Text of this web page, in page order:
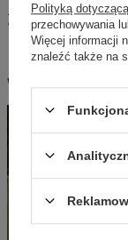
ZAPYTAJ O
W podobnym
Polityką
przechowywania
Więcej informacji
znaleźć także na